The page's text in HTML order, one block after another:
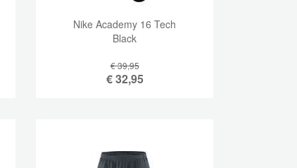
Nike Academy 16 Tech
Black
€ 39,95
€32,95